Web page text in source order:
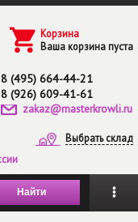
8 (495) 664-44-21
8 (926) 609-41-61
zakaz@masterkrowli.ru
Выбрать склад
Корзина
Ваша корзина пуста